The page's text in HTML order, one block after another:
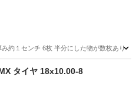
約１センチ 6枚 半分にした物が数枚あり
コンパネ
タイヤ 18x10.00-8